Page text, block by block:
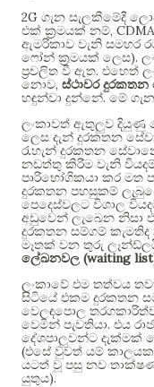
2G ගැන සැලකීමේදී
එක් ක්‍රමයක් නම්, CDMA
ඇමරිකාව වැනි සමහර
ෆෝන් ක්‍රමයක් ලෙස).
ප්‍රචලිත වී ඇත. එහෙත්
නොව, ස්ථාවර
හඳුන්වා දුන්නේ.මේ
ලංකාවත් ඇතුලුව දියුණු
ලෙස දැන් දුරකතන
රැහැන් දුරකතන
නඩත්තු කිරීම වැනි
පාරිභෝගිකයා කර මත
දුරකතන පහසුකම්
පෙදෙස්වලට විශාල
අඩුවෙන් ලැබෙන නිසා
දුරකතන සම්ගම් කැමතිද
මෑතක් වන තුරු
ලේඛනවල (waiting
ලංකාවේ එම තත්වය
සිටියේ එකම දුරකතන
වෙලඳපොල
වෙමින් පැවතියා. එය
දේශපාලුවන්ට දැක්මක්
(එසේ වුවත් යම්
යටත් වූ පසු නව
යුතුය).